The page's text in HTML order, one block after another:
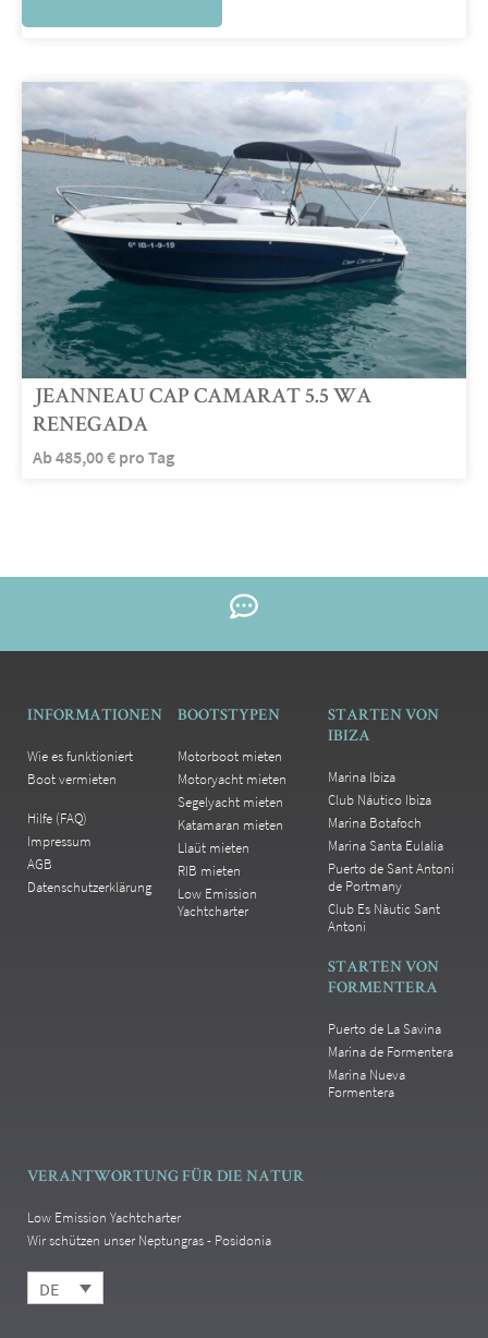
JEANNEAU CAP CAMARAT 5.5 WA
RENEGADA
Ab485,00€ pro Tag
INFORMATIONEN
Wie es funktioniert
Boot vermieten
Hilfe (FAQ)
Impressum
AGB
Datenschutzerklärung
BOOTSTYPEN
Motorboot mieten
Motoryacht mieten
Segelyacht mieten
Katamaran mieten
Llaüt mieten
RIB mieten
Low Emission
Yachtcharter
STARTEN VON
IBIZA
Marina Ibiza
Club Náutico Ibiza
Marina Botafoch
Marina Santa Eulalia
Puerto de Sant Antoni
de Portmany
Club Es Nàutic Sant
Antoni
STARTEN VON
FORMENTERA
Puerto de La Savina
Marina de Formentera
Marina Nueva
Formentera
VERANTWORTUNG FÜR DIE NATUR
Low Emission Yachtcharter
Wir schützen unser Neptungras - Posidonia
DE